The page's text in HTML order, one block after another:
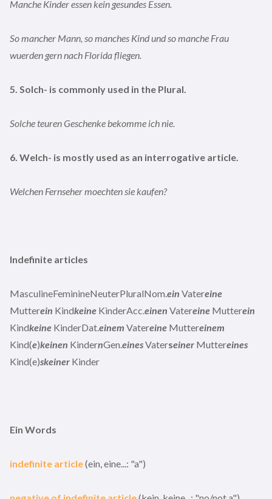
Manche Kinder essen kein gesundes Essen.
So mancher Mann, so manches Kind und so manche Frau
wuerden gern nach Florida fliegen.
5. Solch- is commonly used in the Plural.
Solche teuren Geschenke bekomme ich nie.
6. Welch- is mostly used as an interrogative article.
Welchen Fernseher moechten sie kaufen?
Indefinite articles
MasculineFeminineNeuterPluralNom. ein Vatereine
Mutterein Kindkeine KinderAcc. einen Vatereine Mutterein
Kindkeine KinderDat.einem Vatereine Muttereinem
Kind(e)keinen KindernGen. einesVaterseiner Muttereines
Kind(e)skeiner Kinder
Ein Words
indefinite article(ein, eine...: "a")